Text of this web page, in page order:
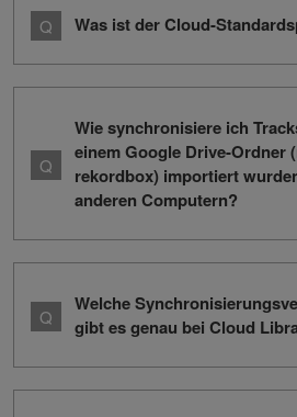
Was ist der Cloud-
Wie synchronisiere ich
einem Google Drive-Ordner
rekordbox) importiert
anderen Computern?
Welche
gibt es genau bei Cloud